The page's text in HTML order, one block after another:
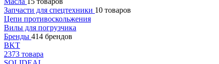
Запчасти для спецтехники 10 товаров
Цепи противоскольжения
Вилы для погрузчика
Бренды 414 брендов
BKT
2373 товара